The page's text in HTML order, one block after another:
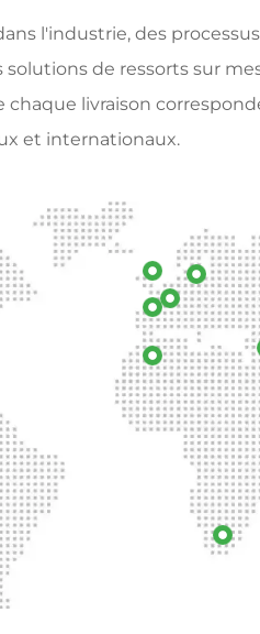
l'industrie, des
solutions de ressorts sur
chaque livraison
et internationaux.